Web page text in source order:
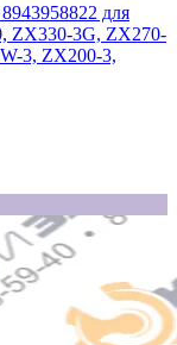
для
ZX330-3G, ZX270-
3, ZX200-3,